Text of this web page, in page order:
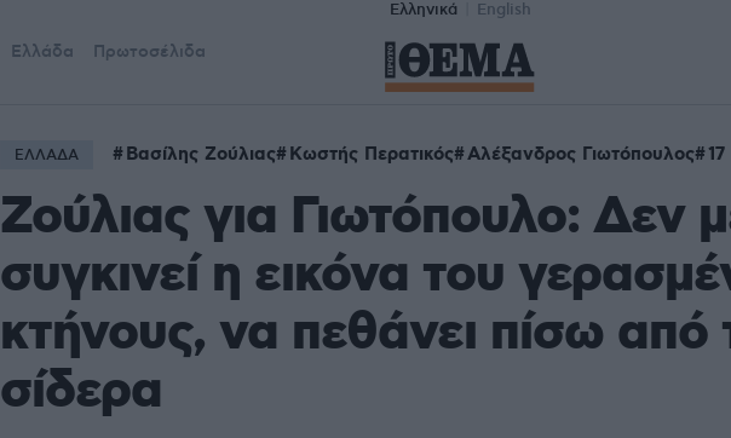
Ελληνικά English
Ελλάδα Πρωτοσέλιδα
ΕΛΛΑΔΑ Βασίλης Ζούλιας Κωστής Περατικός Αλέξανδρος Γιωτόπουλος
Ζούλιας για Γιωτόπουλο: Δεν
συγκινεί η εικόνα του
κτήνους, να πεθάνει πίσω από
σίδερα